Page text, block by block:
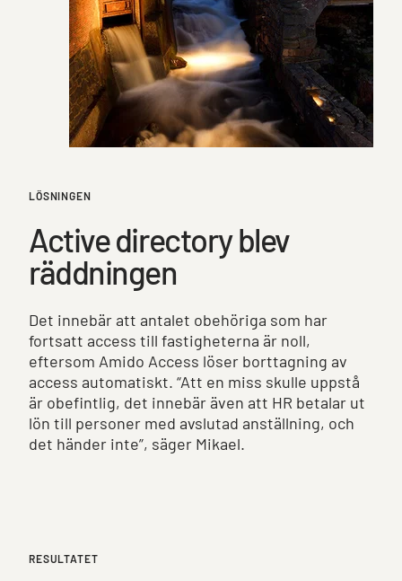
LÖSNINGEN
Active directory blev
räddningen
Det innebär att antalet obehöriga som har
fortsatt access till fastigheterna är noll,
eftersom Amido Access löser borttagning av
access automatiskt. “Att en miss skulle uppstå
är obefintlig, det innebär även att HR betalar ut
lön till personer med avslutad anställning, och
det händer inte”, säger Mikael.
RESULTATET